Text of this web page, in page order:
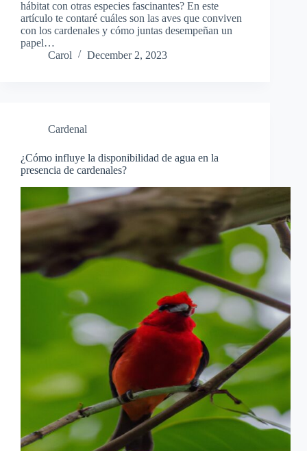
hábitat con otras especies fascinantes? En este
artículo te contaré cuáles son las aves que conviven
con los cardenales y cómo juntas desempeñan un
papel…
Carol
December 2, 2023
Cardenal
¿Cómo influye la disponibilidad de agua en la
presencia de cardenales?